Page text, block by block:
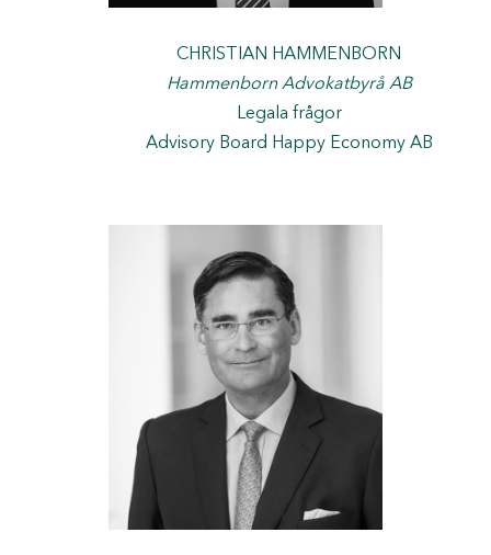
CHRISTIAN HAMMENBORN
Hammenborn Advokatbyrå AB
Legala frågor
Advisory Board Happy Economy AB